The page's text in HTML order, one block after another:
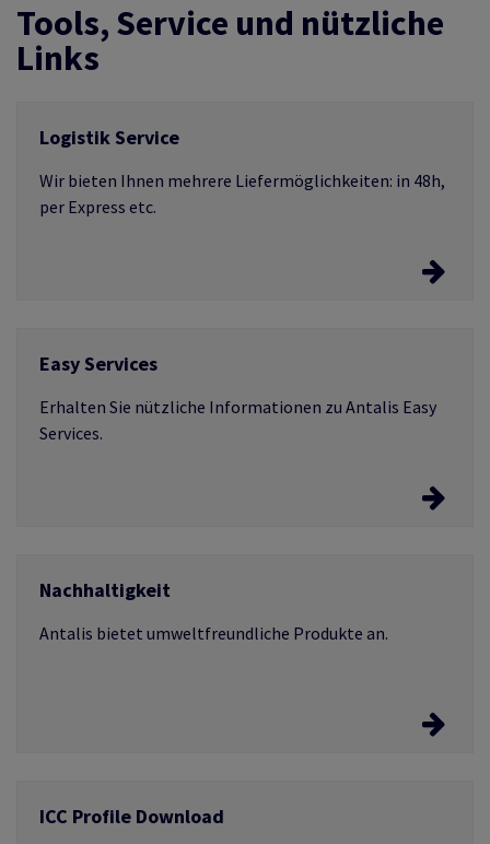
Tools, Service und nützliche
Links
Logistik Service
Wir bieten Ihnen mehrere Liefermöglichkeiten: in 48h,
per Express etc.
Erfahren Sie mehr zum Service
Easy Services
Erhalten Sie nützliche Informationen zu Antalis Easy
Services.
Lassen Sie Produkte individuell gestalten.
Nachhaltigkeit
Antalis bietet umweltfreundliche Produkte an.
Erfahren Sie mehr über Recycling-Produkte und
ICC Profile Download